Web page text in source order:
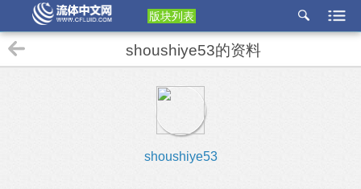
版块列表
etu
shoushiye53的资料
shoushiye53